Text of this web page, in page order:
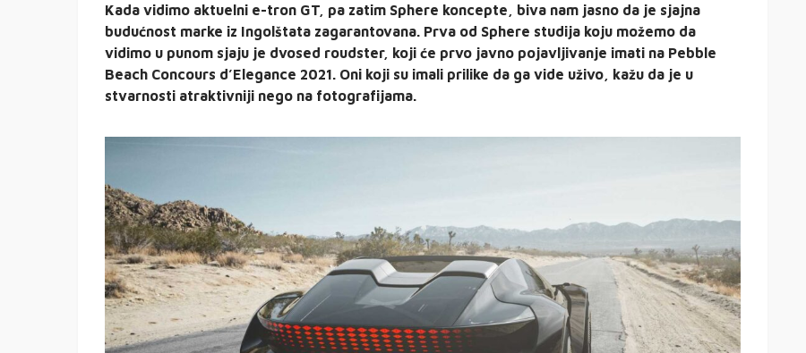
Kada vidimo aktuelni e-tron GT, pa zatim Sphere koncepte, biva nam jasno da je sjajna
budućnost marke iz Ingolštata zagarantovana. Prva od Sphere studija koju možemo da
vidimo u punom sjaju je dvosed roudster, koji će prvo javno pojavljivanje imati na Pebble
Beach Concours d’Elegance 2021. Oni koji su imali prilike da ga vide uživo, kažu da je u
stvarnosti atraktivniji nego na fotografijama.